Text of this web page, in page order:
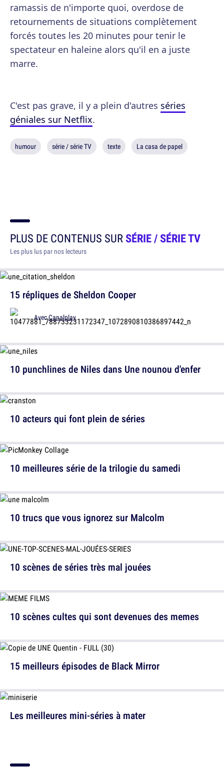
ramassis de n'importe quoi, overdose de
retournements de situations complètement
forcés toutes les 20 minutes pour tenir le
spectateur en haleine alors qu'il en a juste
marre.
C'est pas grave, il y a plein d'autres séries
géniales sur Netflix.
humour série / série TV texte La casa de papel
PLUS DE CONTENUS SURSÉRIE / SÉRIE TV
Les plus lus par nos lecteurs
15 répliques de Sheldon Cooper
AvecCanalplay
10 acteurs qui font plein de séries
10 trucs que vous ignorez sur Malcolm
10 scènes cultes qui sont devenues des memes
Les meilleures mini-séries à mater
10 punchlines de Niles dans Une nounou d'enfer
10 meilleures série de la trilogie du samedi
10 scènes de séries très mal jouées
15 meilleurs épisodes de Black Mirror